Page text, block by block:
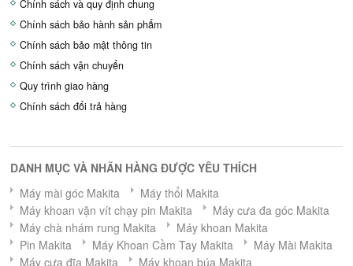
Chính sách và quy định chung
Chính sách bảo hành sản phẩm
Chính sách bảo mật thông tin
Chính sách vận chuyển
Quy trình giao hàng
Chính sách đổi trả hàng
DANH MỤC VÀ NHÃN HÀNG ĐƯỢC YÊU THÍCH
Máy mài góc Makita
Máy thổi Makita
Máy khoan vặn vít chạy pin Makita
Máy cưa đa góc Makita
Máy chà nhám rung Makita
Máy khoan Makita
Pin Makita
Máy Khoan Cầm Tay Makita
Máy Mài Makita
Máy cưa đĩa Makita
Máy khoan búa Makita